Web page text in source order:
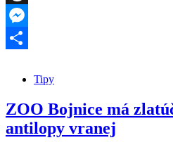
Threads
Messenger
Tipy
ZOO Bojnice má
antilopy vranej